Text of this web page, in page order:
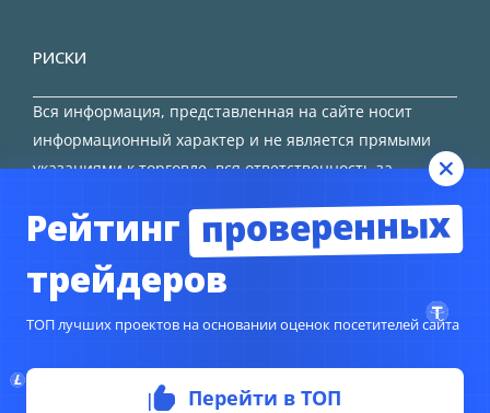
РИСКИ
Вся информация, представленная на сайте носит
информационный характер и не является прямыми
указаниями к торговле, вся ответственность за
© Copyright 2024TORFOREX.COM
Рейтинг проверенных
трейдеров
ТОП лучших проектов на основании оценок посетителей сайта
Перейти в ТОП